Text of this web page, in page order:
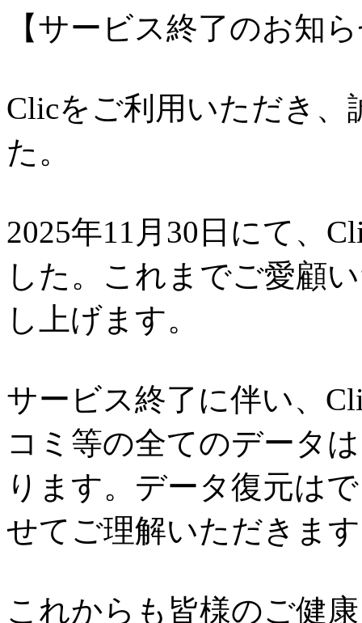
【サービス終了のお知
Clicをご利用いただき
た。
2025年11月30日にて、
した。これまでご愛顧
し上げます。
サービス終了に伴い、
コミ等の全てのデータ
ります。データ復元は
せてご理解いただきま
これからも皆様のご健